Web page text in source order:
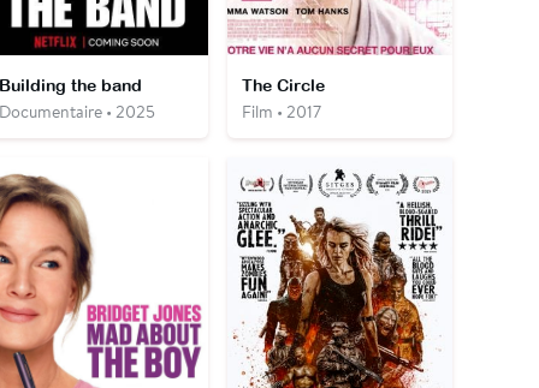
the band
• 2025
The Circle
Film • 2017